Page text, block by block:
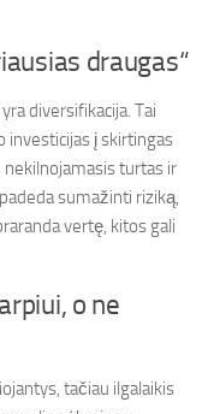
draugas“
diversifikacija. Tai
investicijas į skirtingas
nekilnojamasis turtas ir
sumažinti riziką,
vertę, kitos gali
o ne
tačiau ilgalaikis